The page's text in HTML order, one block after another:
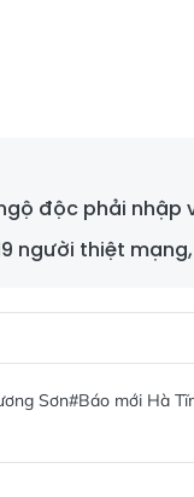
độc phải nhập
người thiệt
Sơn#Báo mới Hà